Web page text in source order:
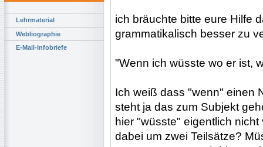
Lehrmaterial
Webliographie
E-Mail-Infobriefe
ich bräuchte bitte eure Hilfe
grammatikalisch besser zu
"Wenn ich wüsste wo er ist,
Ich weiß dass "wenn" einen
steht ja das zum Subjekt
hier "wüsste" eigentlich
dabei um zwei Teilsätze?